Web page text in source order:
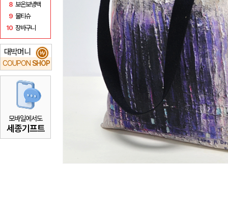
8 보온보냉백
9 물티슈
10 장바구니
대박머니
COUPON SHOP
₩
모바일에서도
세종기프트